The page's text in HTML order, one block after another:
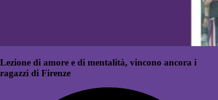
Lezione di amore e di mentalità, vincono ancora i
ragazzi di Firenze